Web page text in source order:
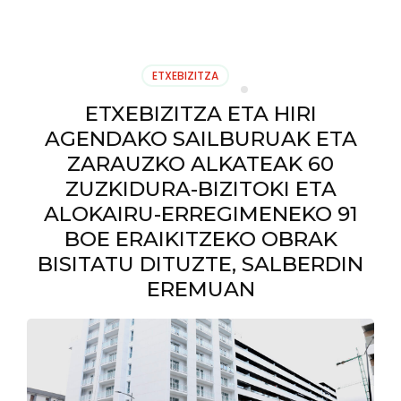
ESKATU
DU
PSE-
EEK,
ETXEBIZITZA
BEHATOKIAREN
AZKEN
TXOSTENA
ARGITARATU
ETXEBIZITZA
ETXEBIZITZA ETA HIRI
AGENDAKO SAILBURUAK ETA
ZARAUZKO ALKATEAK 60
ZUZKIDURA-BIZITOKI ETA
ALOKAIRU-ERREGIMENEKO 91
BOE ERAIKITZEKO OBRAK
BISITATU DITUZTE, SALBERDIN
EREMUAN